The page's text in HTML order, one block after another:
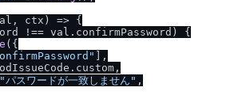
ctx ) => {
!== val. confirmPassword ) {
({
],
. custom ,
"パスワードが一致しません" ,